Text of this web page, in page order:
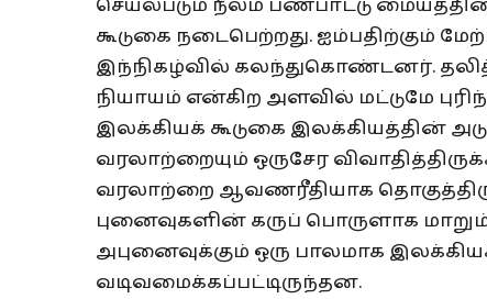
கூடுகை நடைபெற்றது. ஐம்பதிற்கும்
இந்நிகழ்வில் கலந்துகொண்டனர்.
நியாயம் என்கிற அளவில் மட்டுமே
இலக்கியக் கூடுகை இலக்கியத்தின்
வரலாற்றையும் ஒருசேர
வரலாற்றை ஆவணரீதியாக
புனைவுகளின் கருப் பொருளாக
அபுனைவுக்கும் ஒரு பாலமாக
வடிவமைக்கப்பட்டிருந்தன.